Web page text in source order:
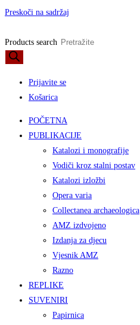
Preskoči na sadržaj
Products search
Prijavite se
Košarica
POČETNA
PUBLIKACIJE
Katalozi i monografije
Vodiči kroz stalni postav
Katalozi izložbi
Opera varia
Collectanea archaeologica
AMZ izdvojeno
Izdanja za djecu
Vjesnik AMZ
Razno
REPLIKE
SUVENIRI
Papirnica